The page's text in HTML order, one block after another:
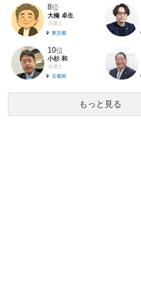
8位
大橋 卓生
弁護士
東京都
10位
小杉 和
弁護士
京都府
もっと見る